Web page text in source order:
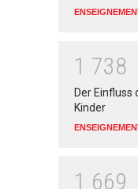
1 738
Der Einfluss
Kinder
1 669